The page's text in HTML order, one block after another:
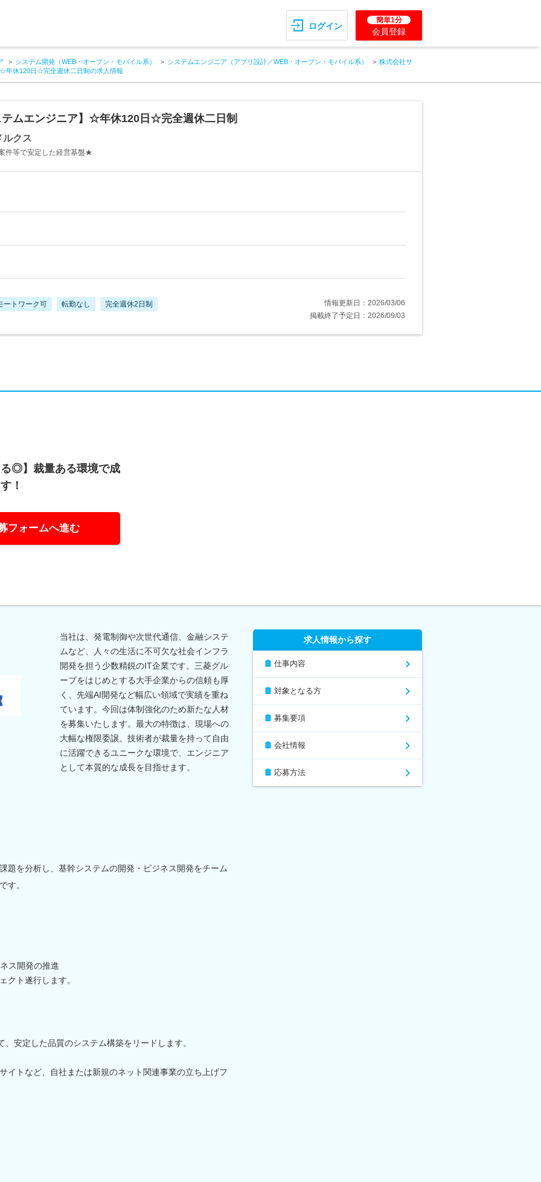
ログイン
簡単1分
会員登録
システム開発（WEB・オープン・モバイル系） システムエンジニア（アプリ設計／WEB・オープン・モバイル系）
株式会社サ
年休120日☆完全週休二日制の求人情報
ムエンジニア】☆年休120日☆完全週休二日制
ルクス
件等で安定した経営基盤★
ートワーク可 転勤なし 完全週休2日制
情報更新日：2026/03/06
掲載終了予定日：2026/09/03
◎】裁量ある環境で成
！
フォームへ進む
当社は、発電制御や次世代通信、金融システ
ムなど、人々の生活に不可欠な社会インフラ
開発を担う少数精鋭のIT企業です。三菱グル
ープをはじめとする大手企業からの信頼も厚
く、先端AI開発など幅広い領域で実績を重ね
ています。今回は体制強化のため新たな人材
を募集いたします。最大の特徴は、現場への
大幅な権限委譲。技術者が裁量を持って自由
に活躍できるユニークな環境で、エンジニア
として本質的な成長を目指せます。
題を分析し、基幹システムの開発・ビジネス開発をチーム
す。
ス開発の推進
クト遂行します。
安定した品質のシステム構築をリードします。
イトなど、自社または新規のネット関連事業の立ち上げフ
求人情報から探す
仕事内容
対象となる方
募集要項
会社情報
応募方法